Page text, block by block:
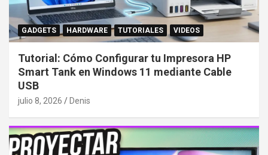
GADGETS HARDWARE TUTORIALES VIDEOS
Tutorial: Cómo Configurar tu Impresora HP
Smart Tank en Windows 11 mediante Cable
USB
julio 8, 2026 Denis